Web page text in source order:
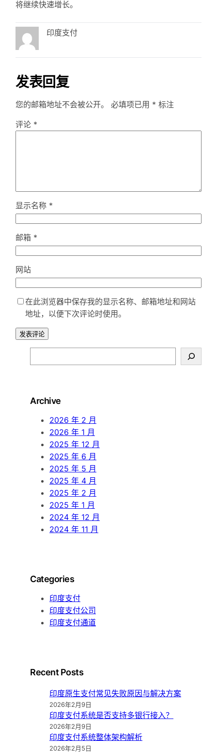
将继续快速增长。
印度支付
发表回复
您的邮箱地址不会被公开。 必填项已用 * 标注
评论 *
显示名称 *
邮箱 *
网站
在此浏览器中保存我的显示名称、邮箱地址和网站
地址，以便下次评论时使用。
e
c
Archive
2026 年 2 月
2026 年 1 月
2025 年 12 月
2025 年 6 月
2025 年 5 月
2025 年 4 月
2025 年 2 月
2025 年 1 月
2024 年 12 月
2024 年 11 月
Categories
印度支付
印度支付公司
印度支付通道
Recent Posts
印度原生支付常见失败原因与解决方案
2026年2月9日
印度支付系统是否支持多银行接入？
2026年2月9日
印度支付系统整体架构解析
2026年2月5日